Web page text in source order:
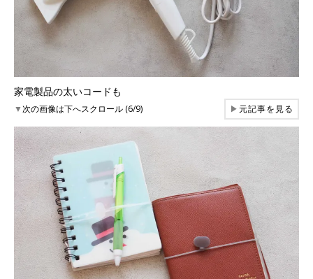
家電製品の太いコードも
▼次の画像は下へスクロール (6/9) ▶元記事を見る